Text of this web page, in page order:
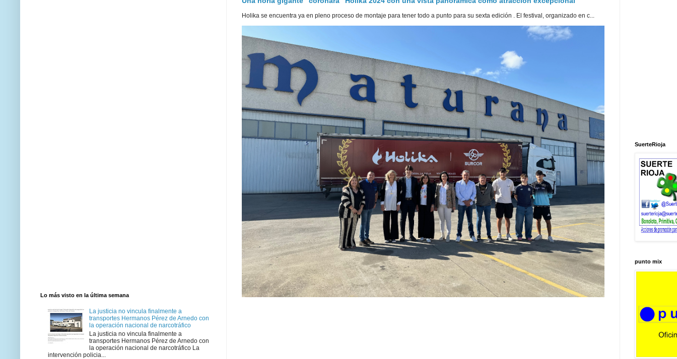
Holika se encuentra ya en pleno proceso de montaje para tener todo a punto para su sexta edición . El festival, organizado en c...
Lo más visto en la última semana
La justicia no vincula finalmente a
transportes Hermanos Pérez de Arnedo con
la operación nacional de narcotráfico
La justicia no vincula finalmente a
transportes Hermanos Pérez de Arnedo con
la operación nacional de narcotráfico La
intervención policia...
SuerteRioja
punto mix